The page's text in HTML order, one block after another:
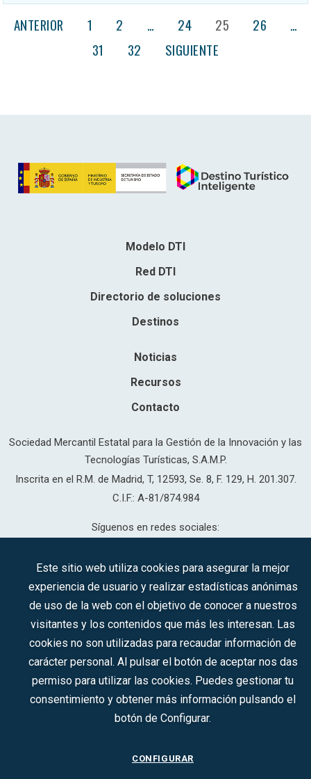
ANTERIOR 1 2 … 24 25 26
…
31
32 SIGUIENTE
Modelo DTI
Red DTI
Directorio de soluciones
Destinos
Noticias
Recursos
Contacto
Sociedad Mercantil Estatal para la Gestión de la Innovación y las
Tecnologías Turísticas, S.A.M.P.
Inscrita en el R.M. de Madrid, T, 12593, Se. 8, F. 129, H. 201.307.
C.I.F.: A-81/874.984
Síguenos en redes sociales:
CONTACTO
2022 © DTI · Todos los derechos reservados ·
Política de privacidad·Política de Cookies
Este sitio web utiliza cookies para asegurar la mejor
experiencia de usuario y realizar estadísticas anónimas
de uso de la web con el objetivo de conocer a nuestros
visitantes y los contenidos que más les interesan. Las
cookies no son utilizadas para recaudar información de
carácter personal. Al pulsar el botón de aceptar nos das
permiso para utilizar las cookies. Puedes gestionar tu
consentimiento y obtener más información pulsando el
botón de Configurar.
CONFIGURAR